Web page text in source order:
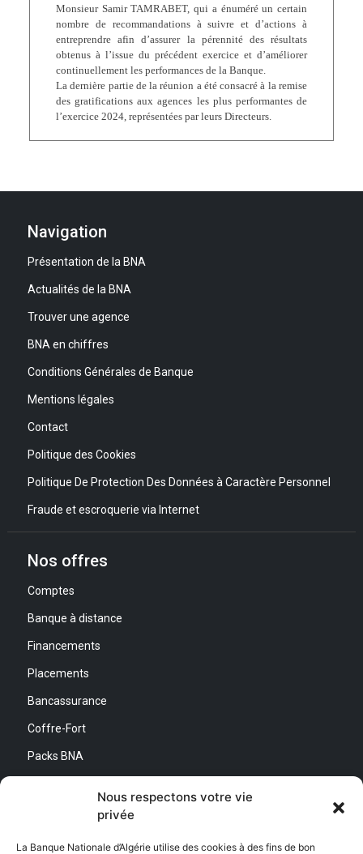
Nous respectons votre vie
privée
La Banque Nationale d’Algérie utilise des cookies à des fins de bon
Monsieur Samir TAMRABET, qui a énuméré un certain
nombre de recommandations à suivre et d’actions à
entreprendre afin d’assurer la pérennité des résultats
obtenus à l’issue du précédent exercice et d’améliorer
continuellement les performances de la Banque.
La dernière partie de la réunion a été consacré à la remise
des gratifications aux agences les plus performantes de
l’exercice 2024, représentées par leurs Directeurs.
Navigation
Présentation de la BNA
Actualités de la BNA
Trouver une agence
BNA en chiffres
Conditions Générales de Banque
Mentions légales
Contact
Politique des Cookies
Politique De Protection Des Données à Caractère Personnel
Fraude et escroquerie via Internet
Nos offres
Comptes
Banque à distance
Financements
Placements
Bancassurance
Coffre-Fort
Packs BNA